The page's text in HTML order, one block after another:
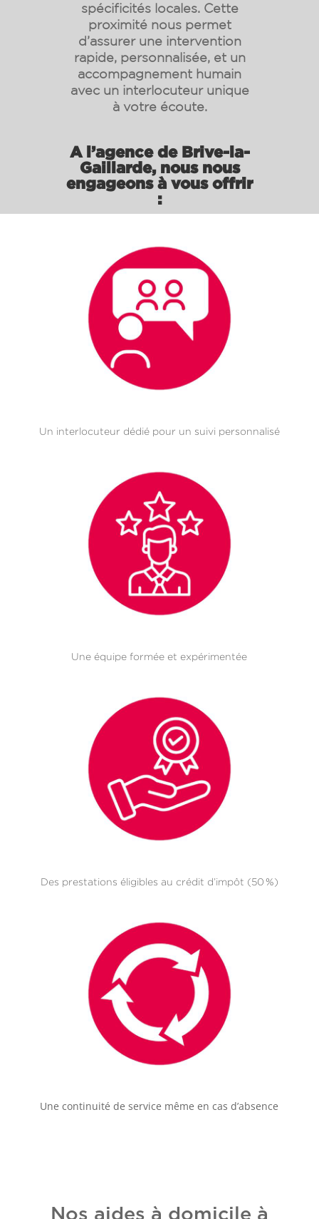
spécificités locales. Cette
proximité nous permet
d’assurer une intervention
rapide, personnalisée, et un
accompagnement humain
avec un interlocuteur unique
à votre écoute.
A l’agence de Brive-la-
Gaillarde, nous nous
engageons à vous offrir
:
Un interlocuteur dédié pour un suivi personnalisé
Une équipe formée et expérimentée
Des prestations éligibles au crédit d’impôt (50 %)
Une continuité de service même en cas d’absence
Nos aides à domicile à